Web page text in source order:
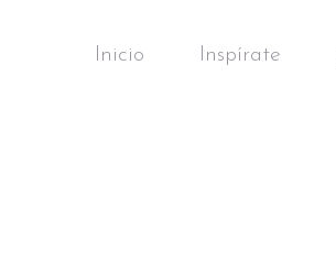
Inicio Inspírate